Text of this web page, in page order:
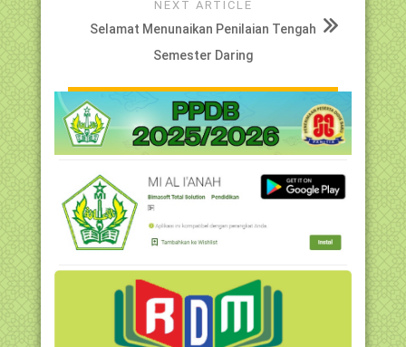
NEXT ARTICLE
Selamat Menunaikan Penilaian Tengah
Semester Daring